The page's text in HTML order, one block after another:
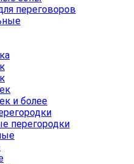
переговоров
и более
перегородки